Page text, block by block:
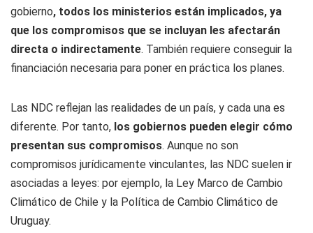
gobierno, todos los ministerios están implicados, ya
que los compromisos que se incluyan les afectarán
directa o indirectamente. También requiere conseguir la
financiación necesaria para poner en práctica los planes.
Las NDC reflejan las realidades de un país, y cada una es
diferente. Por tanto, los gobiernos pueden elegir cómo
presentan sus compromisos. Aunque no son
compromisos jurídicamente vinculantes, las NDC suelen ir
asociadas a leyes: por ejemplo, la Ley Marco de Cambio
Climático de Chile y la Política de Cambio Climático de
Uruguay.